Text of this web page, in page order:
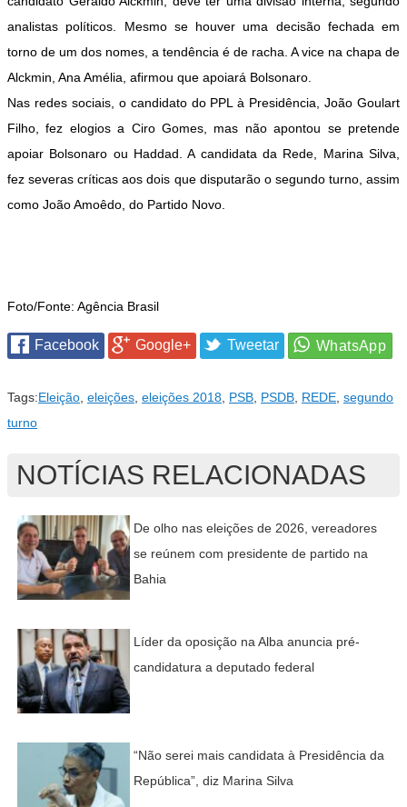
analistas políticos. Mesmo se houver uma decisão fechada em
torno de um dos nomes, a tendência é de racha. A vice na chapa de
Alckmin, Ana Amélia, afirmou que apoiará Bolsonaro.
Nas redes sociais, o candidato do PPL à Presidência, João Goulart
Filho, fez elogios a Ciro Gomes, mas não apontou se pretende
apoiar Bolsonaro ou Haddad. A candidata da Rede, Marina Silva,
fez severas críticas aos dois que disputarão o segundo turno, assim
como João Amoêdo, do Partido Novo.
Foto/Fonte: Agência Brasil
Facebook Google+ Tweetar
Tags:Eleição, eleições, eleições 2018, PSB, PSDB, REDE, segundo
turno
NOTÍCIAS RELACIONADAS
De olho nas eleições de 2026, vereadores
se reúnem com presidente de partido na
Bahia
Líder da oposição na Alba anuncia pré-
candidatura a deputado federal
“Não serei mais candidata à Presidência da
República”, diz Marina Silva